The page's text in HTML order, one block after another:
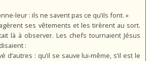
leur : ils ne savent pas ce qu’ils font. »
ses vêtements et les tirèrent au sort.
là à observer. Les chefs tournaient Jésus
:
d’autres : qu’il se sauve lui-même, s’il est le